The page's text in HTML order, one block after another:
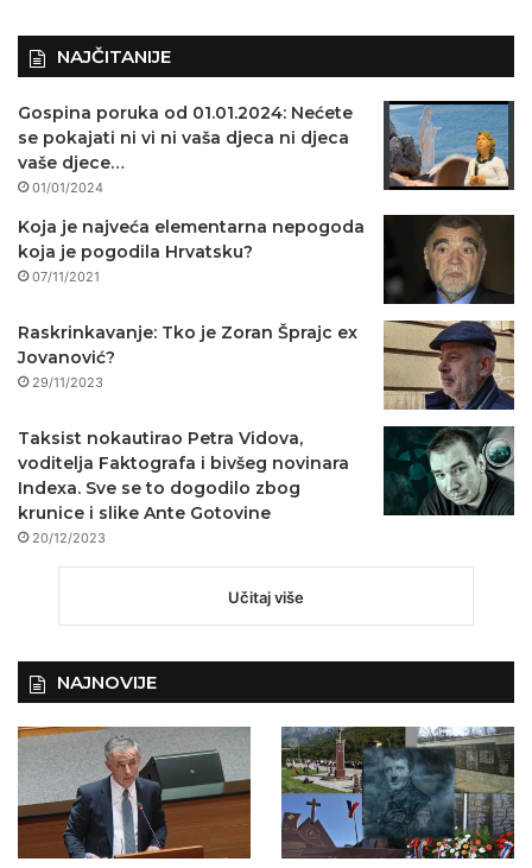
NAJČITANIJE
Gospina poruka od 01.01.2024: Nećete
se pokajati ni vi ni vaša djeca ni djeca
vaše djece…
01/01/2024
Koja je najveća elementarna nepogoda
koja je pogodila Hrvatsku?
07/11/2021
Raskrinkavanje: Tko je Zoran Šprajc ex
Jovanović?
29/11/2023
Taksist nokautirao Petra Vidova,
voditelja Faktografa i bivšeg novinara
Indexa. Sve se to dogodilo zbog
krunice i slike Ante Gotovine
20/12/2023
Učitaj više
NAJNOVIJE